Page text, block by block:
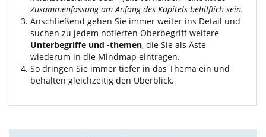
Zusammenfassung am Anfang des Kapitels behilflich sein.
Anschließend gehen Sie immer weiter ins Detail und
suchen zu jedem notierten Oberbegriff weitere
Unterbegriffe und -themen, die Sie als Äste
wiederum in die Mindmap eintragen.
So dringen Sie immer tiefer in das Thema ein und
behalten gleichzeitig den Überblick.